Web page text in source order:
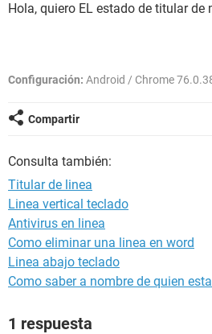
Hola, quiero EL estado de titular
Configuración: Android / Chrome
Compartir
Consulta también:
Titular de linea
Linea vertical teclado
Antivirus en linea
Como eliminar una linea en word
Linea abajo teclado
Como saber a nombre de quien
1 respuesta